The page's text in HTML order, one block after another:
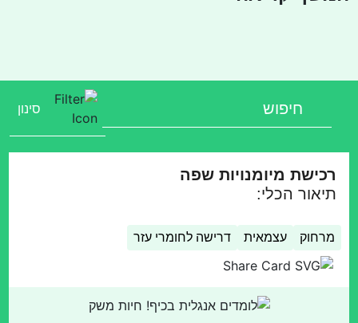
סינון
רכישת מיומנויות שפה
תיאור הכלי:
מרחוק עצמאית דרישה לחומרי עזר